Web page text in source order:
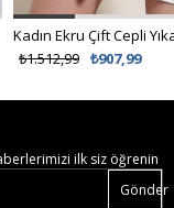
₺907,99
₺1.512,99
ilk siz öğrenin
Gönder